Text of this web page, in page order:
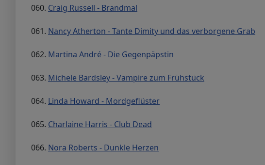
060. Craig Russell - Brandmal
061. Nancy Atherton - Tante Dimity und das verborgene Grab
062. Martina André - Die Gegenpäpstin
063. Michele Bardsley - Vampire zum Frühstück
064. Linda Howard - Mordgeflüster
065. Charlaine Harris - Club Dead
066. Nora Roberts - Dunkle Herzen